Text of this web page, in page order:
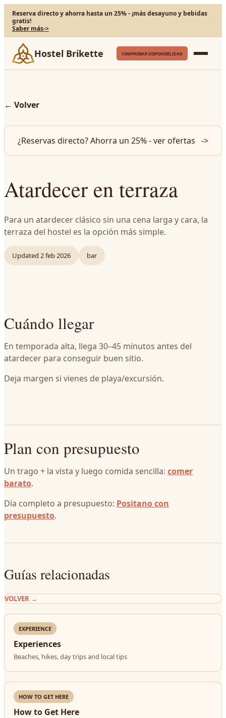
Reserva directo y ahorra hasta un 25% - ¡más desayuno y bebidas
gratis!
Saber más->
Hostel Brikette COMPROBAR DISPONIBILIDAD
← Volver
¿Reservas directo? Ahorra un 25% - ver ofertas ->
Atardecer en terraza
Para un atardecer clásico sin una cena larga y cara, la
terraza del hostel es la opción más simple.
Updated 2 feb 2026 bar
Cuándo llegar
En temporada alta, llega 30–45 minutos antes del
atardecer para conseguir buen sitio.
Deja margen si vienes de playa/excursión.
Plan con presupuesto
Un trago + la vista y luego comida sencilla: comer
barato.
Día completo a presupuesto: Positano con
presupuesto.
Guías relacionadas
VOLVER →
EXPERIENCE
Experiences
Beaches, hikes, day trips and local tips
HOW TO GET HERE
How to Get Here